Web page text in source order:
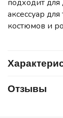
подходит
аксессуар
костюмов и
Отзывы